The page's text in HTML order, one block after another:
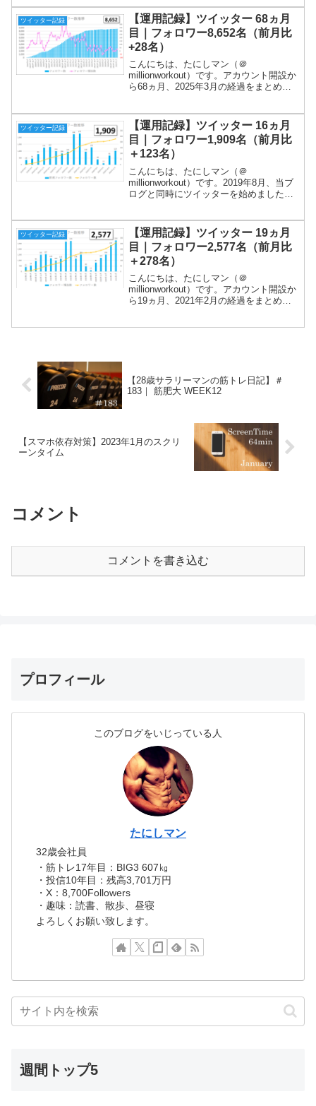
す！ツイート内容は、①朝の挨拶、②投
信残高、...
ツイッター記録
【運用記録】ツイッター 68ヵ月
目｜フォロワー8,652名（前月比
+28名）
こんにちは、たにしマン（＠
millionworkout）です。アカウント開設か
ら68ヵ月、2025年3月の経過をまとめま
（筋トレ動画）です。メインは③で、本
文にその日の行動...
ツイッター記録
【運用記録】ツイッター 16ヵ月
目｜フォロワー1,909名（前月比
＋123名）
こんにちは、たにしマン（＠
millionworkout）です。2019年8月、当ブ
ログと同時にツイッターを始めました。
スタートから16ヵ月、今月も経過をまと
めます！ツ...
ツイッター記録
【運用記録】ツイッター 19ヵ月
目｜フォロワー2,577名（前月比
＋278名）
こんにちは、たにしマン（＠
millionworkout）です。アカウント開設か
ら19ヵ月、2021年2月の経過をまとめま
【28歳サラリーマンの筋トレ日記】＃
183｜ 筋肥大 WEEK12
【スマホ依存対策】2023年1月のスクリ
ーンタイム
コメント
コメントを書き込む
プロフィール
このブログをいじっている人
たにしマン
32歳会社員
・筋トレ17年目：BIG3 607㎏
・投信10年目：残高3,701万円
・X：8,700Followers
・趣味：読書、散歩、昼寝
よろしくお願い致します。
週間トップ5